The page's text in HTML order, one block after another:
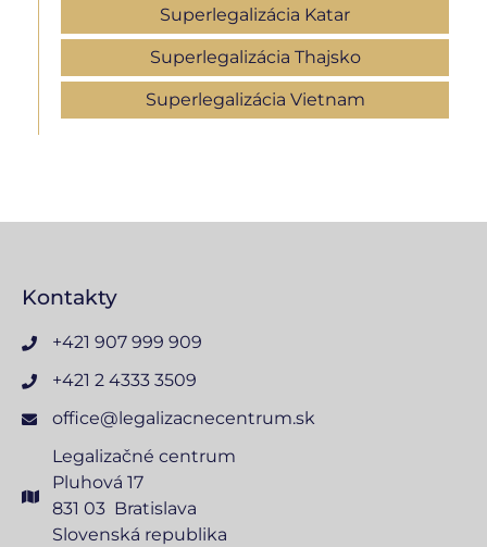
Superlegalizácia Katar
Superlegalizácia Thajsko
Superlegalizácia Vietnam
Kontakty
+421 907 999 909
+421 2 4333 3509
office@legalizacnecentrum.sk
Legalizačné centrum
Pluhová 17
831 03 Bratislava
Slovenská republika